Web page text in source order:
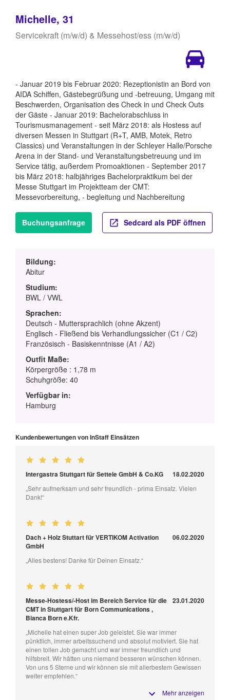
Michelle, 31
Servicekraft (m/w/d) & Messehost/ess (m/w/d)
- Januar 2019 bis Februar 2020: Rezeptionistin an Bord von
AIDA Schiffen, Gästebegrüßung und -betreuung, Umgang mit
Beschwerden, Organisation des Check in und Check Outs
der Gäste - Januar 2019: Bachelorabschluss in
Tourismusmanagement - seit März 2018: als Hostess auf
diversen Messen in Stuttgart (R+T, AMB, Motek, Retro
Classics) und Veranstaltungen in der Schleyer Halle/Porsche
Arena in der Stand- und Veranstaltungsbetreuung und im
Service tätig, außerdem Promoaktionen - September 2017
bis März 2018: halbjähriges Bachelorpraktikum bei der
Messe Stuttgart im Projektteam der CMT:
Messevorbereitung, - begleitung und Nachbereitung
Buchungsanfrage Sedcard als PDF öffnen
Bildung:
Abitur
Studium:
BWL / VWL
Sprachen:
Deutsch - Muttersprachlich (ohne Akzent)
Englisch - Fließend bis Verhandlungssicher (C1 / C2)
Französisch - Basiskenntnisse (A1 / A2)
Outfit Maße:
Körpergröße : 1,78 m
Schuhgröße: 40
Verfügbar in:
Hamburg
Kundenbewertungen von InStaff Einsätzen
Intergastra Stuttgart für Settele GmbH & Co.KG 18.02.2020
„Sehr aufmerksam und sehr freundlich - prima Einsatz. Vielen
Dank!“
Dach + Holz Stuttart für VERTIKOM Activation
GmbH
06.02.2020
„Alles bestens! Danke für Deinen Einsatz.“
Messe-Hostess/-Host im Bereich Service für die
CMT in Stuttgart für Born Communications ,
Bianca Born e.Kfr.
23.01.2020
„Michelle hat einen super Job geleistet. Sie war immer
pünktlich, immer arbeitssuchend und absolut motiviert. Sie hat
einen tollen Job gemacht und war immer freundlich und
hilfsbreit. Wir hätten uns niemand besseren wünschen können.
Von uns 5 Sterne und wir können sie mit allerbestem Gewissen
weiter empfehlen.“
Mehr anzeigen